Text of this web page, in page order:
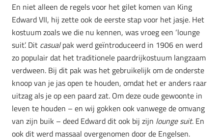
En niet alleen de regels voor het gilet komen van King
Edward VII, hij zette ook de eerste stap voor het jasje. Het
kostuum zoals we die nu kennen, was vroeg een ‘lounge
suit’. Dit casualpak werd geïntroduceerd in 1906 en werd
zo populair dat het traditionele paardrijkostuum langzaam
verdween. Bij dit pak was het gebruikelijk om de onderste
knoop van je jas open te houden, omdat het er anders raar
uitzag als je op een paard zat. Om deze oude gewoonte in
leven te houden – en wij gokken ook vanwege de omvang
van zijn buik – deed Edward dit ook bij zijn lounge suit. En
ook dit werd massaal overgenomen door de Engelsen.